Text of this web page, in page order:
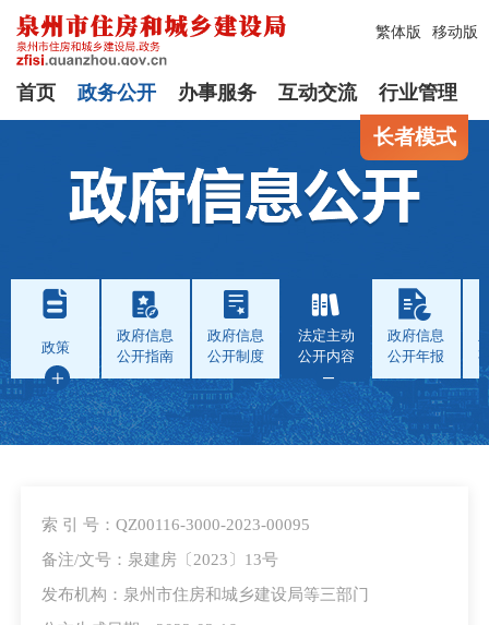
繁体版 移动版
首页 政务公开 办事服务 互动交流 行业管理
长者模式
政策
政府信息
公开指南
政府信息
公开制度
法定主动
公开内容
政府信息
公开年报
索 引 号：QZ00116-3000-2023-00095
备注/文号：泉建房〔2023〕13号
发布机构：泉州市住房和城乡建设局等三部门